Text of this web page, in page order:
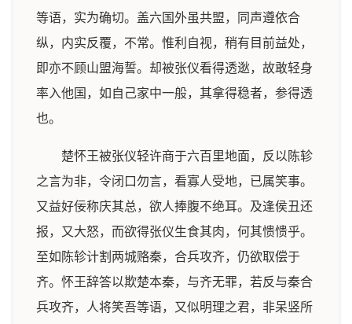
等语，实为确切。盖六国外虽共盟，同声遵依合
纵，内实反覆，不常。惟利自视，稍有目前益处，
即亦不顾山盟海誓。却被张仪看得透逖，故敢轻身
率入他国，如自己家中一般，其拿得稳者，参得透
也。
楚怀王被张仪轻许商于六百里地面，反以陈轸
之言为非，令闭口勿言，看寡人受地，已属笑事。
又益好佞称庆其总，欲人捧腹不绝耳。及逢侯丑还
报，又大怒，而欲得张仪生食其肉，何其愦愦乎。
至如陈轸计割两城赂秦，合兵攻齐，仍欲取偿于
齐。怀王辞答以欺楚本秦，与齐无罪，若反与秦合
兵攻齐，人将笑吾等语，又似明理之君，非呆竖所